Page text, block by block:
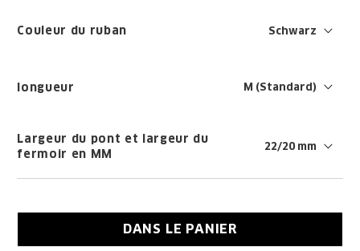
Couleur du ruban
longueur
Largeur du pont et largeur du
fermoir en MM
DANS LE PANIER